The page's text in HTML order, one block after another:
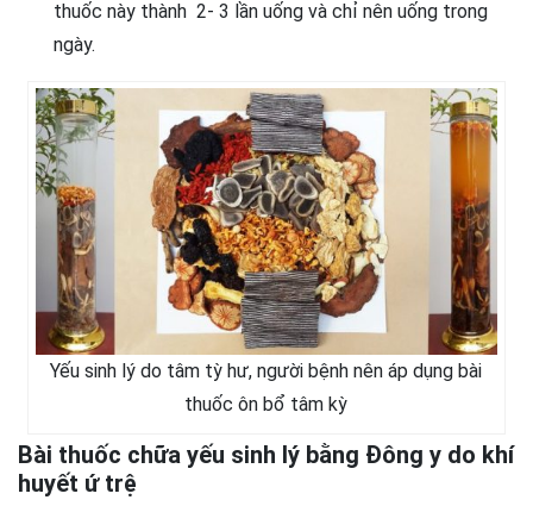
thuốc này thành 2- 3 lần uống và chỉ nên uống trong
ngày.
Yếu sinh lý do tâm tỳ hư, người bệnh nên áp dụng bài
thuốc ôn bổ tâm kỳ
Bài thuốc chữa yếu sinh lý bằng Đông y do khí
huyết ứ trệ